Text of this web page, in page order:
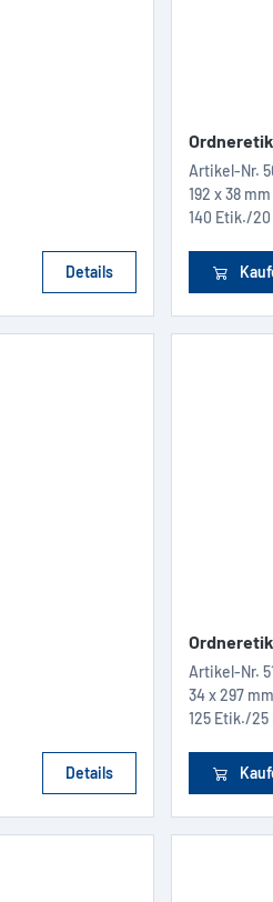
Details
Artikel-Nr.
192 x 38 mm
140 Etik./20
Details
Artikel-Nr.
34 x 297 mm
125 Etik./25